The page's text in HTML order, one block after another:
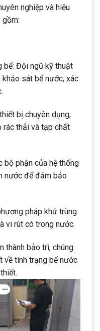
nghiệp và hiệu
gồm:
bể: Đội ngũ kỹ thuật
sát bể nước, xác
bị chuyên dụng,
rác thải và tạp chất
bộ phận của hệ thống
nước để đảm bảo
pháp khử trùng
vi rút có trong nước.
thành bảo trì, chúng
về tình trạng bể nước